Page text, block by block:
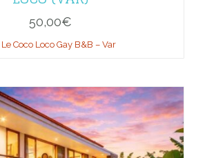
50,00€
Le Coco Loco Gay B&B – Var